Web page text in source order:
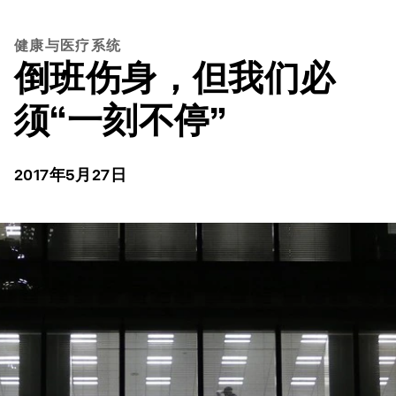
健康与医疗系统
倒班伤身，但我们必
须“一刻不停”
2017年5月27日